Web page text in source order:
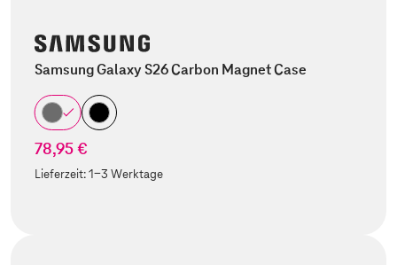
Samsung Galaxy S26 Carbon Magnet Case
78,95 €
Lieferzeit:1-3 Werktage